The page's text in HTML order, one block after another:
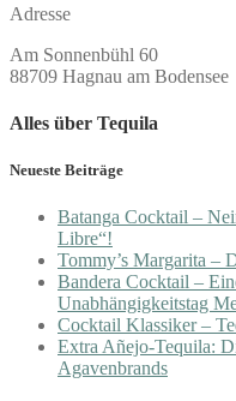
Adresse
Am Sonnenbühl 60
88709 Hagnau am Bodensee
Alles über Tequila
Neueste Beiträge
Batanga Cocktail –
Libre“!
Tommy’s Margarita –
Bandera Cocktail –
Unabhängigkeitstag
Cocktail Klassiker –
Extra Añejo-Tequila:
Agavenbrands